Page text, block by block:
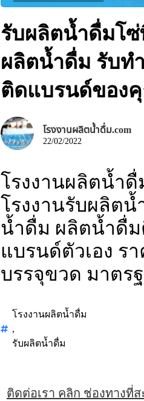
รับผลิตน้ำดื่มโซ่
ผลิตน้ำดื่ม รับท
ติดแบรนด์ของ
โรงงานผลิตน้ำดื่ม.com
22/02/2022
โรงงานผลิตน้ำ
โรงงานรับผลิต
น้ำดื่ม ผลิตน้ำดื่
แบรนด์ตัวเอง ร
บรรจุขวด มาตร
โรงงานผลิตน้ำดื่ม
,
รับผลิตน้ำดื่ม
ติดต่อเรา คลิก ช่องทางที่ส